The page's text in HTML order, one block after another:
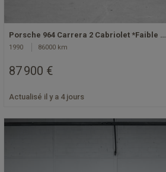
Porsche 964 Carrera 2 Cabriolet *Faible …
1990 86000 km
87 900 €
Actualisé il y a 4 jours